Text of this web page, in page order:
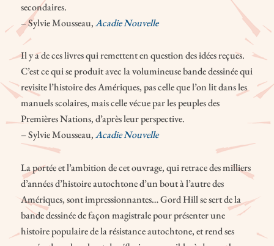
secondaires.
– Sylvie Mousseau,Acadie Nouvelle
Il y a de ces livres qui remettent en question des idées reçues.
C’est ce qui se produit avec la volumineuse bande dessinée qui
revisite l’histoire des Amériques, pas celle que l’on lit dans les
manuels scolaires, mais celle vécue par les peuples des
Premières Nations, d’après leur perspective.
– Sylvie Mousseau,Acadie Nouvelle
La portée et l’ambition de cet ouvrage, qui retrace des milliers
d’années d’histoire autochtone d’un bout à l’autre des
Amériques, sont impressionnantes… Gord Hill se sert de la
bande dessinée de façon magistrale pour présenter une
histoire populaire de la résistance autochtone, et rend ses